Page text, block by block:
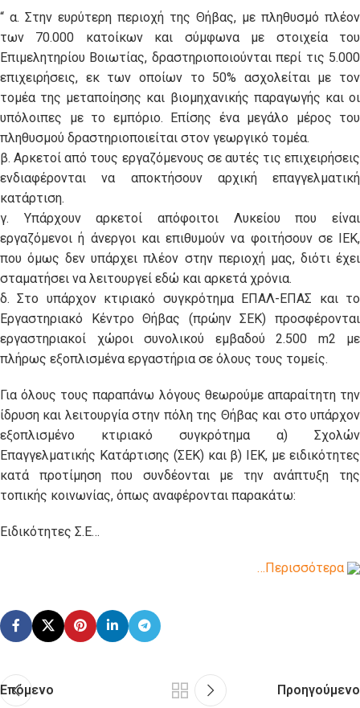
“ α. Στην ευρύτερη περιοχή της Θήβας, με πληθυσμό πλέον
των 70.000 κατοίκων και σύμφωνα με στοιχεία του
Επιμελητηρίου Βοιωτίας, δραστηριοποιούνται περί τις 5.000
επιχειρήσεις, εκ των οποίων το 50% ασχολείται με τον
τομέα της μεταποίησης και βιομηχανικής παραγωγής και οι
υπόλοιπες με το εμπόριο. Επίσης ένα μεγάλο μέρος του
πληθυσμού δραστηριοποιείται στον γεωργικό τομέα.
β. Αρκετοί από τους εργαζόμενους σε αυτές τις επιχειρήσεις
ενδιαφέρονται να αποκτήσουν αρχική επαγγελματική
κατάρτιση.
γ. Υπάρχουν αρκετοί απόφοιτοι Λυκείου που είναι
εργαζόμενοι ή άνεργοι και επιθυμούν να φοιτήσουν σε ΙΕΚ,
που όμως δεν υπάρχει πλέον στην περιοχή μας, διότι έχει
σταματήσει να λειτουργεί εδώ και αρκετά χρόνια.
δ. Στο υπάρχον κτιριακό συγκρότημα ΕΠΑΛ-ΕΠΑΣ και το
Εργαστηριακό Κέντρο Θήβας (πρώην ΣΕΚ) προσφέρονται
εργαστηριακοί χώροι συνολικού εμβαδού 2.500 m2 με
πλήρως εξοπλισμένα εργαστήρια σε όλους τους τομείς.
Για όλους τους παραπάνω λόγους θεωρούμε απαραίτητη την
ίδρυση και λειτουργία στην πόλη της Θήβας και στο υπάρχον
εξοπλισμένο κτιριακό συγκρότημα α) Σχολών
Επαγγελματικής Κατάρτισης (ΣΕΚ) και β) ΙΕΚ, με ειδικότητες
κατά προτίμηση που συνδέονται με την ανάπτυξη της
τοπικής κοινωνίας, όπως αναφέρονται παρακάτω:
Ειδικότητες Σ.Ε…
…Περισσότερα
Επόμενο Προηγούμενο